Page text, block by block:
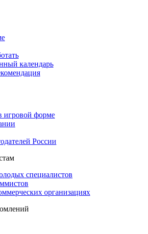
календарь
игровой форме
России
специалистов
организациях